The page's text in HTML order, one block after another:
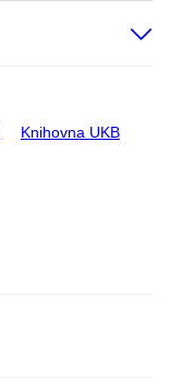
Knihovna UKB